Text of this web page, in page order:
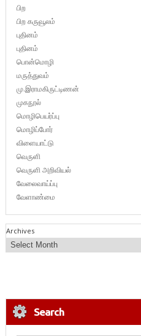
பிற
பிற கருவூலம்
புதினம்
புதினம்
பொன்மொழி
மருத்துவம்
மு.இராமகிருட்டிணன்
முகநூல்
மொழிபெயர்ப்பு
மொழிப்போர்
விளையாட்டு
வெருளி
வெருளி அறிவியல்
வேலைவாய்ப்பு
வேளாண்மை
Archives
Search